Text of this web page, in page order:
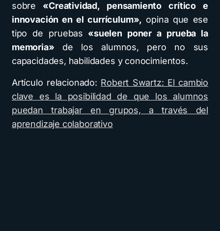
sobre «Creatividad, pensamiento crítico e
innovación en el currículum», opina que ese
tipo de pruebas «suelen poner a prueba la
memoria» de los alumnos, pero no sus
capacidades, habilidades y conocimientos.
Artículo relacionado: Robert Swartz: El cambio
clave es la posibilidad de que los alumnos
puedan trabajar en grupos, a través del
aprendizaje colaborativo